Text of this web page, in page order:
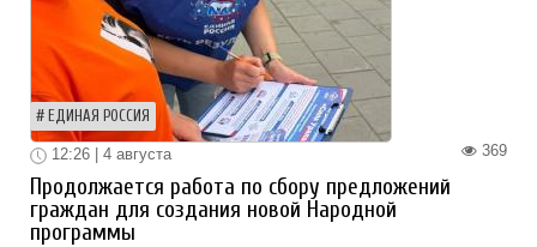
ЕДИНАЯ РОССИЯ
369
12:26 | 4 августа
Продолжается работа по сбору предложений
граждан для создания новой Народной
программы